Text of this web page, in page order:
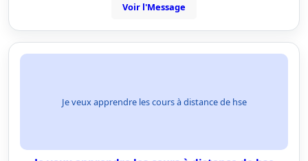
Voir l'Message
Je veux apprendre les cours à distance de hse